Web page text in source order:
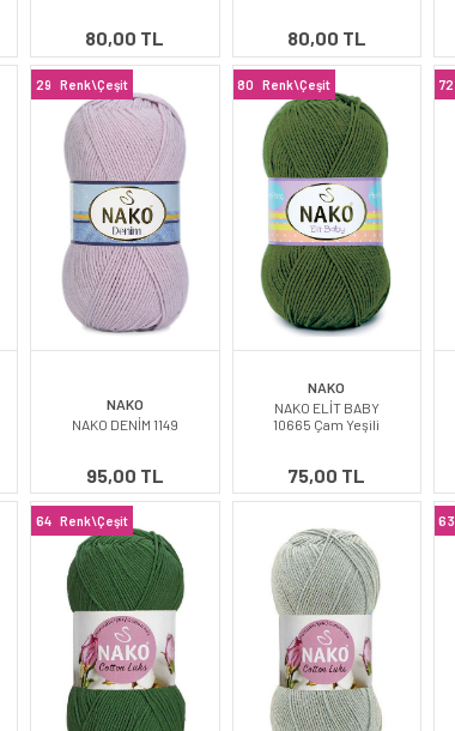
80,00 TL 80,00 TL
29 Renk\Çeşit
NAKO
NAKO DENİM 1149
95,00 TL
80 Renk\Çeşit
NAKO
NAKO ELİT BABY
10665 Çam Yeşili
75,00 TL
72
64 Renk\Çeşit 63